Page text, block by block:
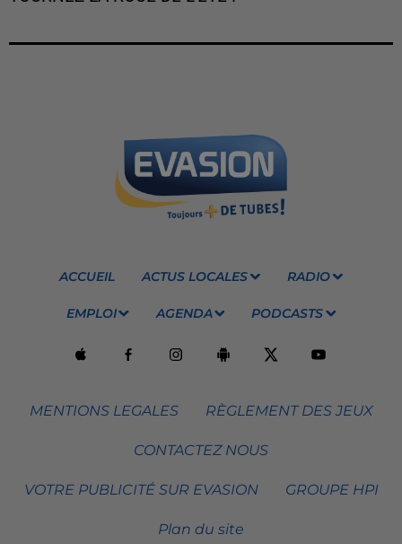
ACCUEIL ACTUS LOCALES RADIO
EMPLOI AGENDA PODCASTS
MENTIONS LEGALES RÈGLEMENT DES JEUX
CONTACTEZ NOUS
VOTRE PUBLICITÉ SUR EVASION GROUPE HPI
Plan du site